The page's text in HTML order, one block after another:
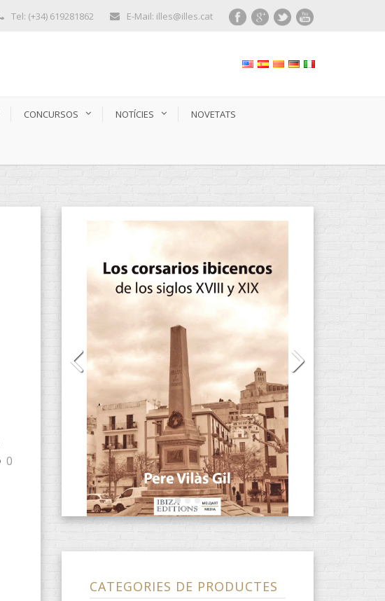
Tel: (+34) 619281862 E-Mail: illes@illes.cat
CONCURSOS NOTÍCIES NOVETATS
0
CATEGORIES DE PRODUCTES